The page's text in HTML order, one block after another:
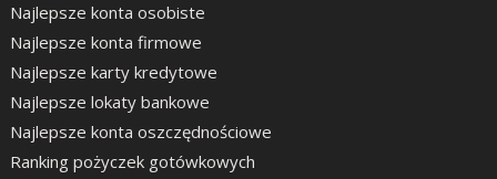
Najlepsze konta osobiste
Najlepsze konta firmowe
Najlepsze karty kredytowe
Najlepsze lokaty bankowe
Najlepsze konta oszczędnościowe
Ranking pożyczek gotówkowych